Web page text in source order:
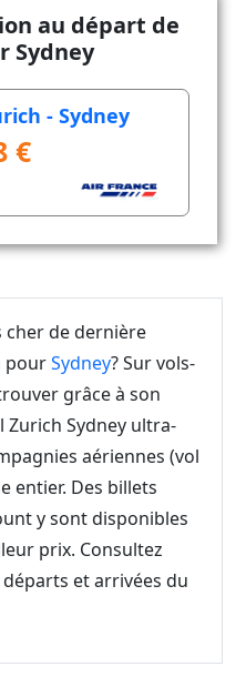
au départ de
Sydney
- Sydney
€
cher de dernière
pourSydney? Sur vols-
grâce à son
Sydney ultra-
aériennes (vol
entier. Des billets
y sont disponibles
prix. Consultez
et arrivées du